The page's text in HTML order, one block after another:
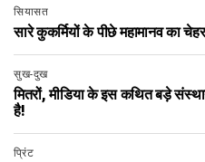
सियासत
सारे कुकर्मियों के पीछे महामानव का
सुख-दुख
मितरों, मीडिया के इस कथित बड़े
है!
प्रिंट